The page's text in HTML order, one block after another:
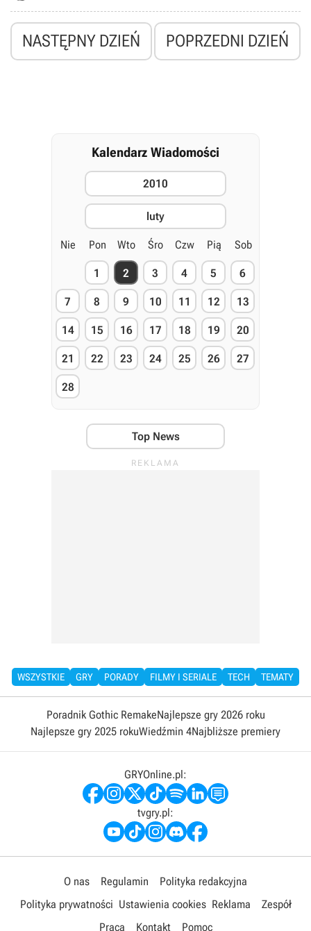
Computer Entertainment.
NASTĘPNY DZIEŃ POPRZEDNI DZIEŃ
Kalendarz Wiadomości
2010
luty
Nie Pon Wto Śro Czw Pią Sob
1 2 3 4 5 6
7 8 9 10 11 12 13
14 15 16 17 18 19 20
21 22 23 24 25 26 27
28
Top News
WSZYSTKIE GRY PORADY FILMY I SERIALE TECH TEMATY
Poradnik Gothic RemakeNajlepsze gry 2026 roku
Najlepsze gry 2025 rokuWiedźmin 4Najbliższe premiery
GRYOnline.pl:
tvgry.pl:
O nas Regulamin
Polityka redakcyjna
Polityka prywatności Ustawienia cookies Reklama
Zespół
Praca
Kontakt Pomoc